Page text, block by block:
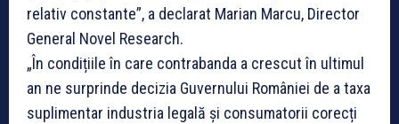
relativ constante”, a declarat Marian Marcu, Director
General Novel Research.
„În condițiile în care contrabanda a crescut în ultimul
an ne surprinde decizia Guvernului României de a taxa
suplimentar industria legală și consumatorii corecți